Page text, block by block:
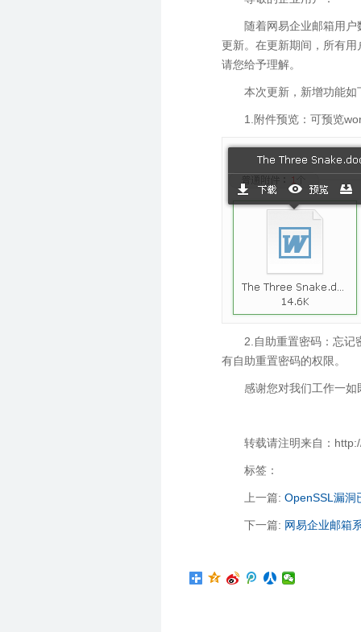
随着网易企业邮箱用
更新。在更新期间，所有
请您给予理解。
本次更新，新增功能如
1.附件预览：可预览
2.自助重置密码：忘记
有自助重置密码的权限。
感谢您对我们工作一
转载请注明来自：
标签：
上一篇: OpenSSL漏洞
下一篇: 网易企业邮箱